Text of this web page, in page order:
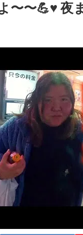
〜〜💪♥️ 夜